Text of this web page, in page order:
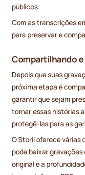
públicos.
Com as transcrições
para preservar e
Compartilhando
Depois que suas
próxima etapa é
garantir que sejam
tornar essas histórias
protegê-las para as
O Storii oferece várias
pode baixar
original e a